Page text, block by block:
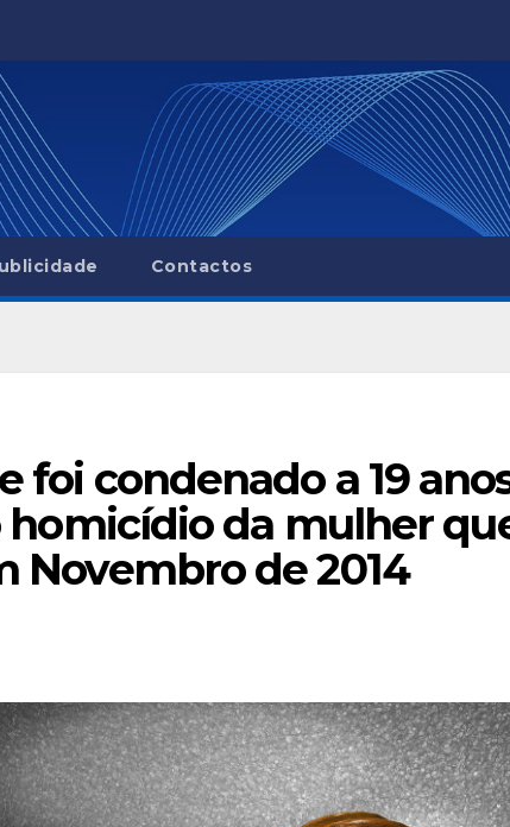
Contactos
foi condenado a 19
homicídio da mulher
Novembro de 2014